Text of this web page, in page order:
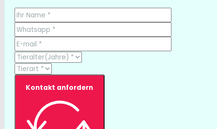
Kontakt anfordern